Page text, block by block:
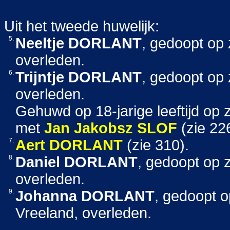
Uit het tweede huwelijk:
5. Neeltje DORLANT, gedoopt op
overleden.
6. Trijntje DORLANT, gedoopt op
overleden.
Gehuwd op 18-jarige leeftijd op
met Jan Jakobsz SLOF (zie
7. Aert DORLANT (zie 310).
8. Daniel DORLANT, gedoopt op
overleden.
9. Johanna DORLANT, gedoopt
Vreeland, overleden.